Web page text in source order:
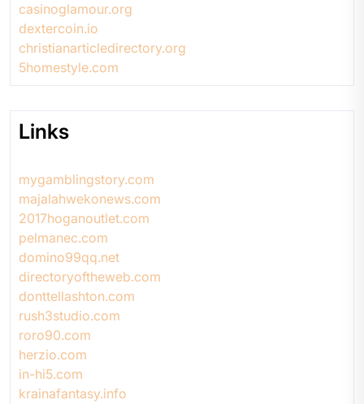
casinoglamour.org
dextercoin.io
christianarticledirectory.org
5homestyle.com
Links
mygamblingstory.com
majalahwekonews.com
2017hoganoutlet.com
pelmanec.com
domino99qq.net
directoryoftheweb.com
donttellashton.com
rush3studio.com
roro90.com
herzio.com
in-hi5.com
krainafantasy.info